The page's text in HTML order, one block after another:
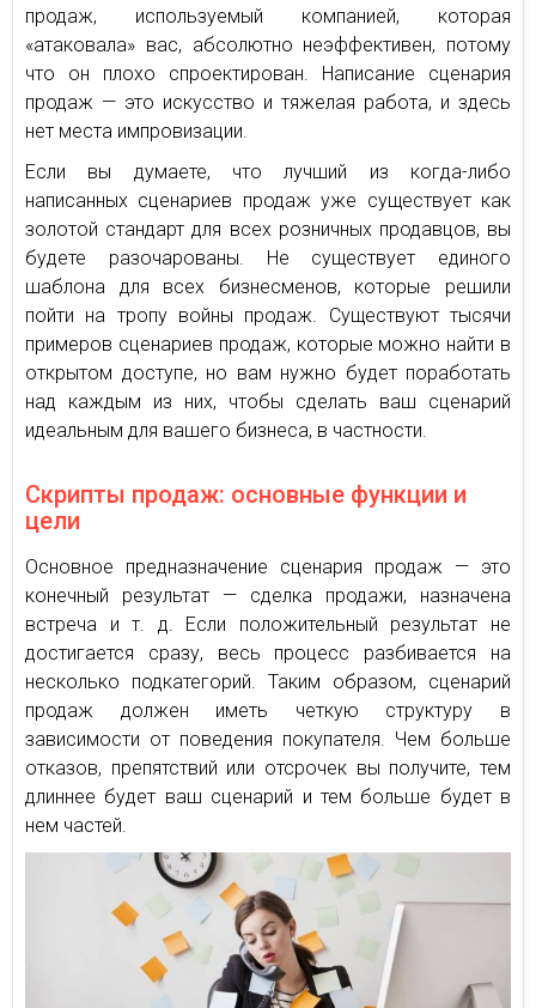
продаж, используемый компанией, которая
«атаковала» вас, абсолютно неэффективен, потому
что он плохо спроектирован. Написание сценария
продаж — это искусство и тяжелая работа, и здесь
нет места импровизации.
Если вы думаете, что лучший из когда-либо
написанных сценариев продаж уже существует как
золотой стандарт для всех розничных продавцов, вы
будете разочарованы. Не существует единого
шаблона для всех бизнесменов, которые решили
пойти на тропу войны продаж. Существуют тысячи
примеров сценариев продаж, которые можно найти в
открытом доступе, но вам нужно будет поработать
над каждым из них, чтобы сделать ваш сценарий
идеальным для вашего бизнеса, в частности.
Скрипты продаж: основные функции и
цели
Основное предназначение сценария продаж — это
конечный результат — сделка продажи, назначена
встреча и т. д. Если положительный результат не
достигается сразу, весь процесс разбивается на
несколько подкатегорий. Таким образом, сценарий
продаж должен иметь четкую структуру в
зависимости от поведения покупателя. Чем больше
отказов, препятствий или отсрочек вы получите, тем
длиннее будет ваш сценарий и тем больше будет в
нем частей.